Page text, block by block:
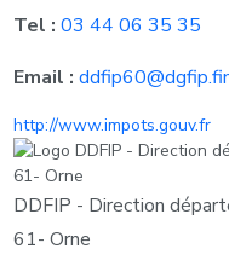
Tel : 03 44 06 35 35
Email :
http://www.impots.gouv.fr
DDFIP - Direction
61- Orne